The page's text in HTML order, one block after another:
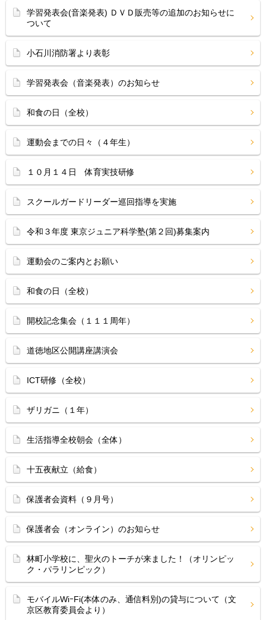
学習発表会(音楽発表) ＤＶＤ販売等の追加のお知らせに
ついて
小石川消防署より表彰
学習発表会（音楽発表）のお知らせ
和食の日（全校）
運動会までの日々（４年生）
１０月１４日 体育実技研修
スクールガードリーダー巡回指導を実施
令和３年度 東京ジュニア科学塾(第２回)募集案内
運動会のご案内とお願い
和食の日（全校）
開校記念集会（１１１周年）
道徳地区公開講座講演会
ICT研修（全校）
ザリガニ（１年）
生活指導全校朝会（全体）
十五夜献立（給食）
保護者会資料（９月号）
保護者会（オンライン）のお知らせ
林町小学校に、聖火のトーチが来ました！（オリンピッ
ク・パラリンピック）
モバイルWiｰFi(本体のみ、通信料別)の貸与について（文
京区教育委員会より）